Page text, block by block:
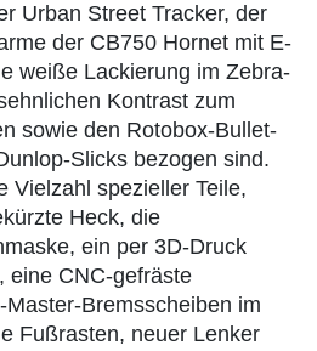
Urban Street Tracker, der
der CB750 Hornet mit E-
weiße Lackierung im Zebra-
Kontrast zum
sowie den Rotobox-Bullet-
Slicks bezogen sind.
Vielzahl spezieller Teile,
Heck, die
ein per 3D-Druck
eine CNC-gefräste
Bremsscheiben im
Fußrasten, neuer Lenker